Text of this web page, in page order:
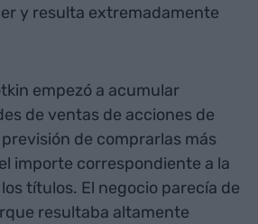
y resulta extremadamente
empezó a acumular
de ventas de acciones de
de comprarlas más
importe correspondiente a la
títulos. El negocio parecía de
resultaba altamente